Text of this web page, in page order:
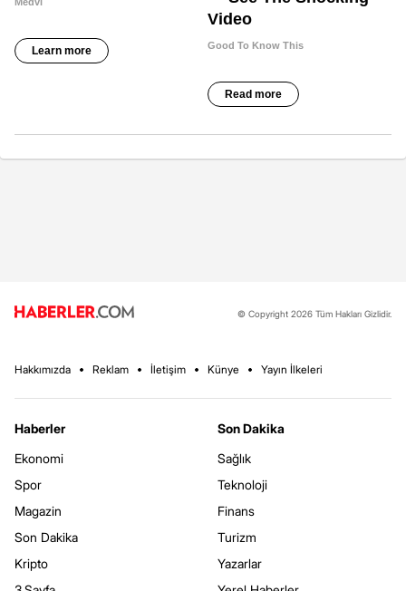
© Copyright 2026 Tüm Hakları Gizlidir.
Hakkımızda Reklam İletişim Künye Yayın İlkeleri
Haberler
Ekonomi
Spor
Magazin
Son Dakika
Kripto
Son Dakika
Sağlık
Teknoloji
Finans
Turizm
Yazarlar